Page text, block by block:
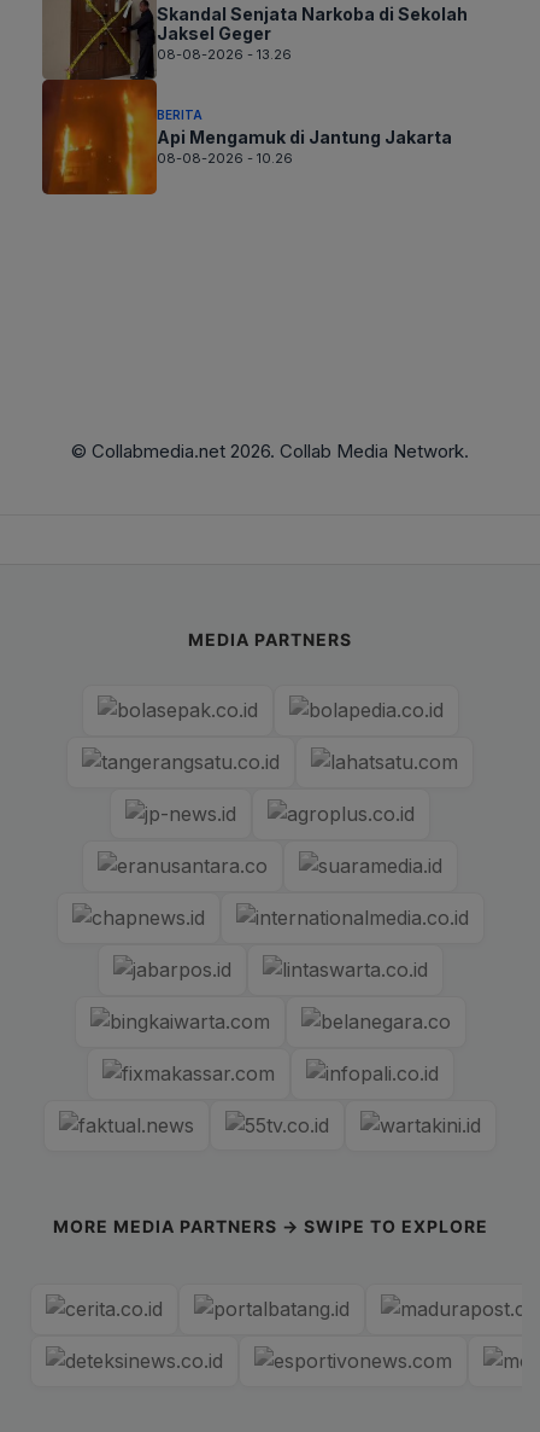
Skandal Senjata Narkoba di Sekolah
Jaksel Geger
08-08-2026 - 13.26
BERITA
Api Mengamuk di Jantung Jakarta
08-08-2026 - 10.26
© Collabmedia.net 2026. Collab Media Network.
MEDIA PARTNERS
MORE MEDIA PARTNERS → SWIPE TO EXPLORE